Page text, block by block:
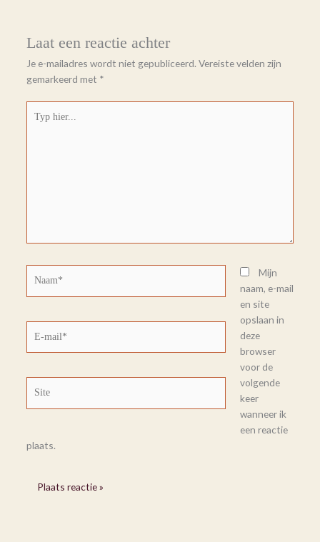
Laat een reactie achter
Je e-mailadres wordt niet gepubliceerd. Vereiste velden zijn
gemarkeerd met *
hier...
mail*
Mijn
naam, e-mail
en site
opslaan in
deze
browser
voor de
volgende
keer
wanneer ik
een reactie
plaats.